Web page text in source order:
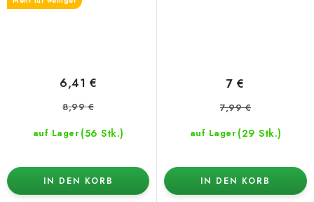
auf Lager (56 Stk.)
6,41 €
8,99 €
IN DEN KORB
auf Lager (29 Stk.)
7 €
7,99 €
IN DEN KORB